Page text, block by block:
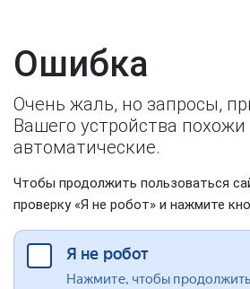
Ошибка
Очень жаль, но запросы,
Вашего устройства похожи
автоматические.
Чтобы продолжить пользоваться
проверку «Я не робот» и нажмите